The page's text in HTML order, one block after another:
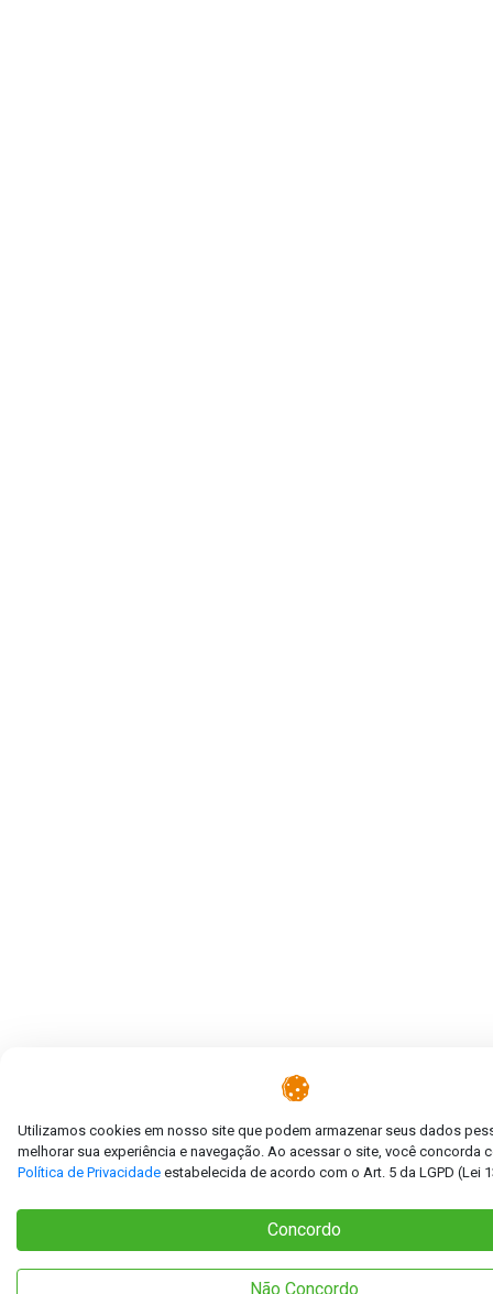
Utilizamos cookies em nosso site que podem armazenar seus dados
melhorar sua experiência e navegação. Ao acessar o site, você concorda
Política de Privacidade estabelecida de acordo com o Art. 5 da LGPD (Lei
Concordo
Não Concordo